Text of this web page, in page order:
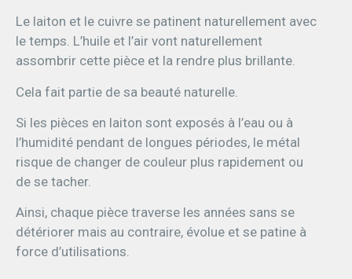
Le laiton et le cuivre se patinent naturellement avec
le temps. L’huile et l’air vont naturellement
assombrir cette pièce et la rendre plus brillante.
Cela fait partie de sa beauté naturelle.
Si les pièces en laiton sont exposés à l’eau ou à
l’humidité pendant de longues périodes, le métal
risque de changer de couleur plus rapidement ou
de se tacher.
Ainsi, chaque pièce traverse les années sans se
détériorer mais au contraire, évolue et se patine à
force d’utilisations.